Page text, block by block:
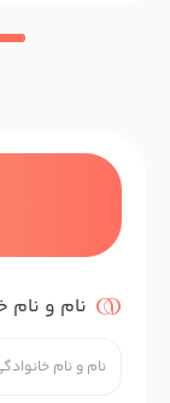
نام و نام